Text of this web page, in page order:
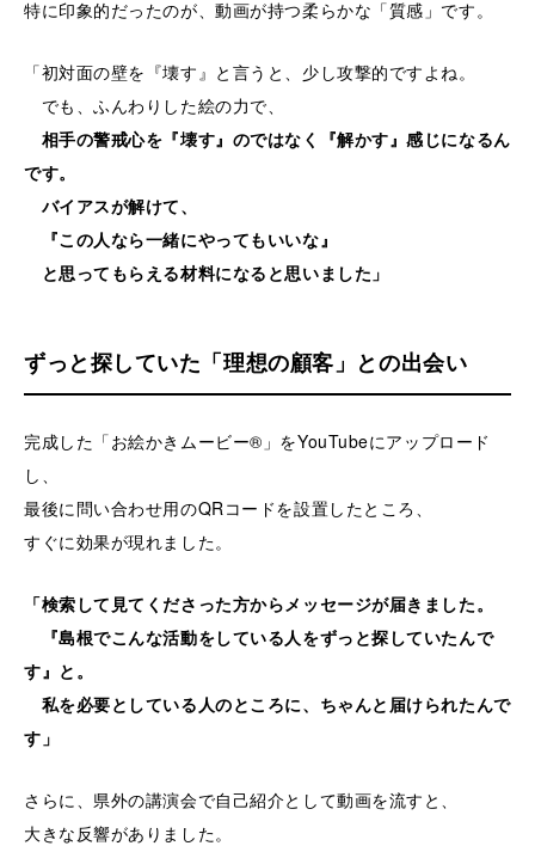
特に印象的だったのが、動画が持つ柔らかな「質感」です。
「初対面の壁を『壊す』と言うと、少し攻撃的ですよね。
でも、ふんわりした絵の力で、
相手の警戒心を『壊す』のではなく『解かす』感じになるん
です。
バイアスが解けて、
『この人なら一緒にやってもいいな』
と思ってもらえる材料になると思いました」
ずっと探していた「理想の顧客」との出会い
完成した「お絵かきムービー®」をYouTubeにアップロード
し、
最後に問い合わせ用のQRコードを設置したところ、
すぐに効果が現れました。
「検索して見てくださった方からメッセージが届きました。
『島根でこんな活動をしている人をずっと探していたんで
す』と。
私を必要としている人のところに、ちゃんと届けられたんで
す」
さらに、県外の講演会で自己紹介として動画を流すと、
大きな反響がありました。